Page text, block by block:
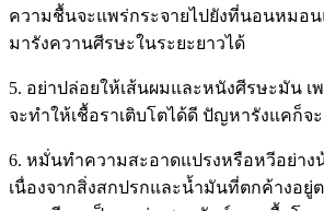
ความชื้นจะแพร่กระจายไปยังที่นอนหมอน
มารังควานศีรษะในระยะยาวได้
5. อย่าปล่อยให้เส้นผมและหนังศีรษะมัน
จะทำให้เชื้อราเติบโตได้ดี ปัญหารังแคก็จ
6. หมั่นทำความสะอาดแปรงหรือหวีอย่าง
เนื่องจากสิ่งสกปรกและน้ำมันที่ตกค้างอยู่